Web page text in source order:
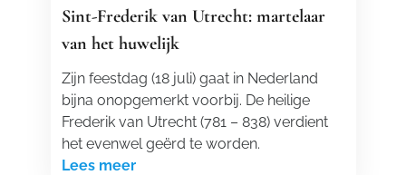
Sint-Frederik van Utrecht: martelaar
van het huwelijk
Zijn feestdag (18 juli) gaat in Nederland
bijna onopgemerkt voorbij. De heilige
Frederik van Utrecht (781 – 838) verdient
het evenwel geërd te worden.
Lees meer